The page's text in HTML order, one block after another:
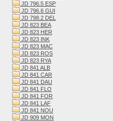
JD 796.5 ESP
JD 796.6 GUI
JD 798.2 DEL
JD 823 BEA
JD 823 HER
JD 823 INK
JD 823 MAC
JD 823 ROS
JD 823 RYA
JD 841 ALB
JD 841 CAR
JD 841 DAU
JD 841 FLO
JD 841 FOR
JD 841 LAF
JD 841 NOU
JD 909 MON